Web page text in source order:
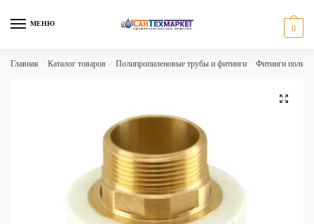
МЕНЮ
0
Главная Каталог товаров Полипропиленовые трубы и фитинги Фитинги
🔍